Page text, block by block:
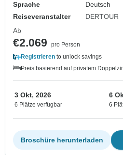
Sprache
Deutsch
Reiseveranstalter
DERTOUR
Ab
€2.069
pro Person
Registrieren to unlock savings
Preis basierend auf privatem
3 Okt, 2026
6 Plätze verfügbar
6
6
Broschüre herunterladen